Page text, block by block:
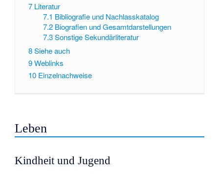
7 Literatur
7.1 Bibliografie und Nachlasskatalog
7.2 Biografien und Gesamtdarstellungen
7.3 Sonstige Sekundärliteratur
8Siehe auch
9Weblinks
10 Einzelnachweise
Leben
Kindheit und Jugend